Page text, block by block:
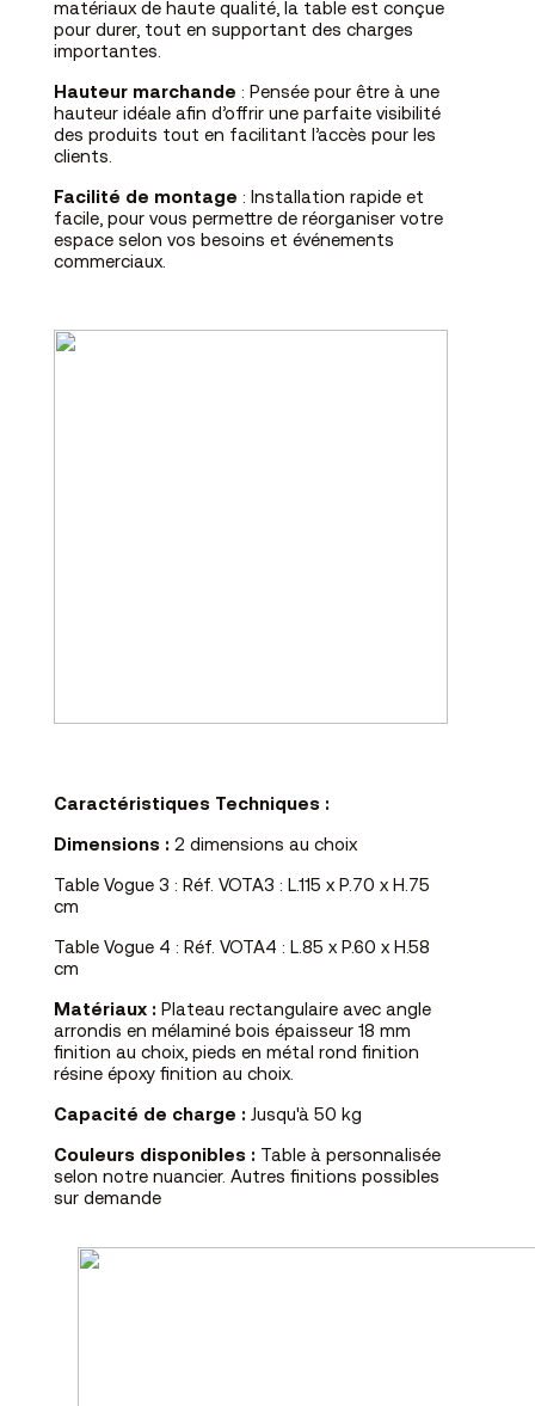
matériaux de haute qualité, la table est conçue
pour durer, tout en supportant des charges
importantes.
Hauteur marchande : Pensée pour être à une
hauteur idéale afin d’offrir une parfaite visibilité
des produits tout en facilitant l’accès pour les
clients.
Facilité de montage : Installation rapide et
facile, pour vous permettre de réorganiser votre
espace selon vos besoins et événements
commerciaux.
Caractéristiques Techniques :
Dimensions : 2 dimensions au choix
Table Vogue 3 : Réf. VOTA3 : L.115 x P.70 x H.75
cm
Table Vogue 4 : Réf. VOTA4 : L.85 x P.60 x H.58
cm
Matériaux : Plateau rectangulaire avec angle
arrondis en mélaminé bois épaisseur 18 mm
finition au choix, pieds en métal rond finition
résine époxy finition au choix.
Capacité de charge : Jusqu'à 50 kg
Couleurs disponibles : Table à personnalisée
selon notre nuancier. Autres finitions possibles
sur demande